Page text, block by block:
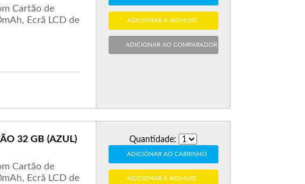
ADICIONAR À WISHLIST
ADICIONAR AO COMPARADOR
Cartão de
Ecrã LCD de
32 GB (AZUL) Quantidade:
ADICIONAR AO CARRINHO
ADICIONAR À WISHLIST
Cartão de
Ecrã LCD de